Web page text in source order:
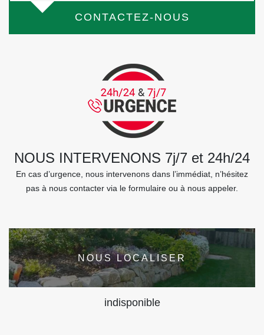
CONTACTEZ-NOUS
NOUS INTERVENONS 7j/7 et 24h/24
En cas d’urgence, nous intervenons dans l’immédiat, n’hésitez
pas à nous contacter via le formulaire ou à nous appeler.
NOUS LOCALISER
indisponible